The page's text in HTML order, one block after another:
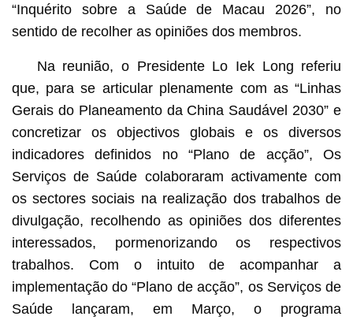
“Inquérito sobre a Saúde de Macau 2026”, no
sentido de recolher as opiniões dos membros.
Na reunião, o Presidente Lo Iek Long referiu
que, para se articular plenamente com as “Linhas
Gerais do Planeamento da China Saudável 2030” e
concretizar os objectivos globais e os diversos
indicadores definidos no “Plano de acção”, Os
Serviços de Saúde colaboraram activamente com
os sectores sociais na realização dos trabalhos de
divulgação, recolhendo as opiniões dos diferentes
interessados, pormenorizando os respectivos
trabalhos. Com o intuito de acompanhar a
implementação do “Plano de acção”, os Serviços de
Saúde lançaram, em Março, o programa